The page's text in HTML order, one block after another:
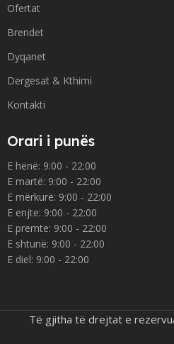
Ofertat
Brendet
Dyqanet
Dergesat & Kthimi
Kontakti
Orari i punës
E hënë: 9:00 - 22:00
E martë: 9:00 - 22:00
E mërkurë: 9:00 - 22:00
E enjte: 9:00 - 22:00
E premte: 9:00 - 22:00
E shtunë: 9:00 - 22:00
E diel: 9:00 - 22:00
Të gjitha të drejtat e